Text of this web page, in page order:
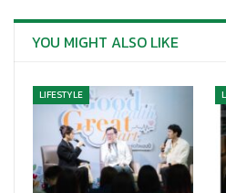
ยังคงมุ่งมั่นพัฒนาธุรกิจดิลิเวอรี่ในทุ
และสร้างประสบการณ์ที่ดีที่สุดให้กับ
YOU MIGHT ALSO LIKE
LIFESTYLE